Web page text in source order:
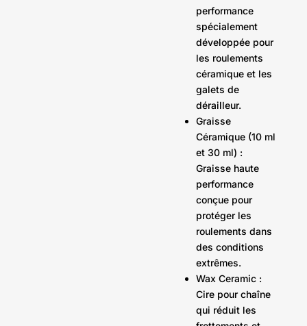
performance
spécialement
développée pour
les roulements
céramique et les
galets de
dérailleur.
Graisse
Céramique (10 ml
et 30 ml) :
Graisse haute
performance
conçue pour
protéger les
roulements dans
des conditions
extrêmes.
Wax Ceramic :
Cire pour chaîne
qui réduit les